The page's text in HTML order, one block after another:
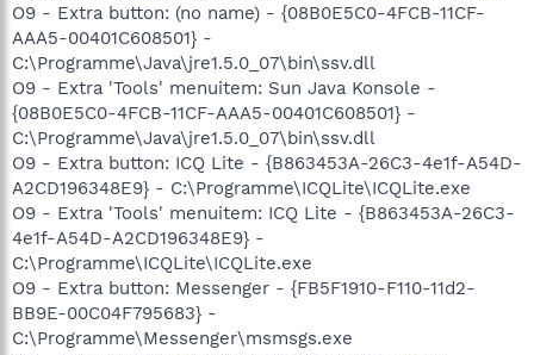
O9 - Extra button: (no name) - {08B0E5C0-4FCB-11CF-
AAA5-00401C608501} -
C:\Programme\Java\jre1.5.0_07\bin\ssv.dll
O9 - Extra 'Tools' menuitem: Sun Java Konsole -
{08B0E5C0-4FCB-11CF-AAA5-00401C608501} -
C:\Programme\Java\jre1.5.0_07\bin\ssv.dll
O9 - Extra button: ICQ Lite - {B863453A-26C3-4e1f-A54D-
A2CD196348E9} - C:\Programme\ICQLite\ICQLite.exe
O9 - Extra 'Tools' menuitem: ICQ Lite - {B863453A-26C3-
4e1f-A54D-A2CD196348E9} -
C:\Programme\ICQLite\ICQLite.exe
O9 - Extra button: Messenger - {FB5F1910-F110-11d2-
BB9E-00C04F795683} -
C:\Programme\Messenger\msmsgs.exe